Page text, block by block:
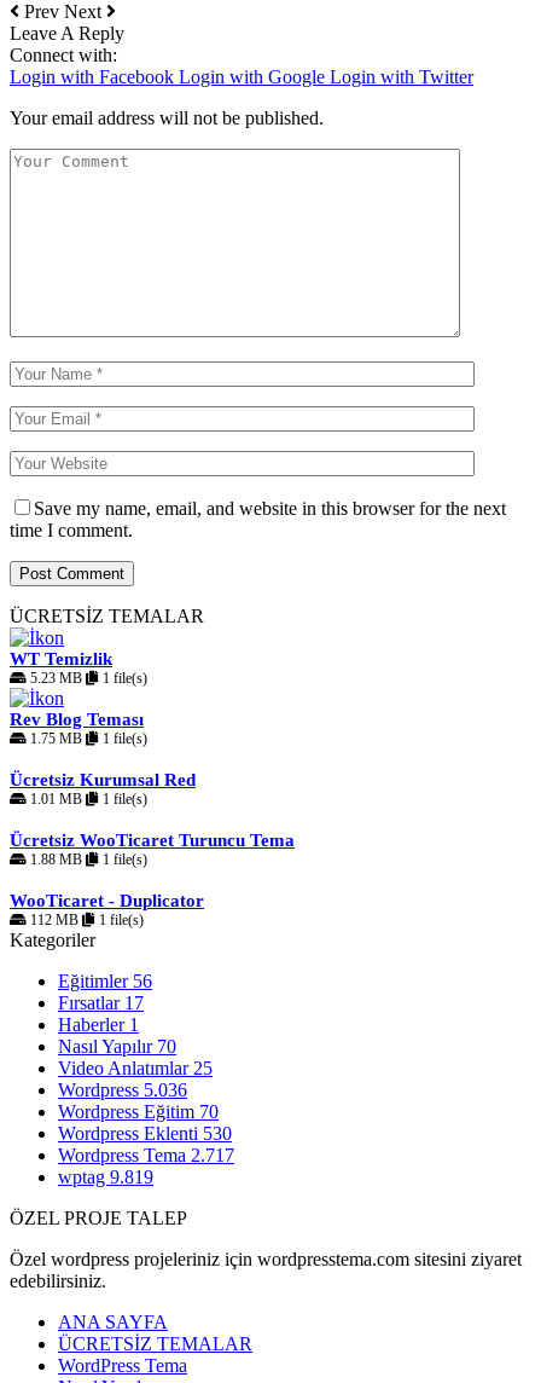
Prev Next
Leave A Reply
Connect with:
Login with Facebook Login with Google Login with Twitter
Your email address will not be published.
Save my name, email, and website in this browser for the next
time I comment.
ÜCRETSİZ TEMALAR
WT Temizlik
5.23 MB 1 file(s)
Rev Blog Teması
1.75 MB 1 file(s)
Ücretsiz Kurumsal Red
1.01 MB 1 file(s)
Ücretsiz WooTicaret Turuncu Tema
1.88 MB 1 file(s)
WooTicaret - Duplicator
112 MB 1 file(s)
Kategoriler
Eğitimler 56
Fırsatlar 17
Haberler 1
Nasıl Yapılır 70
Video Anlatımlar 25
Wordpress 5.036
Wordpress Eğitim 70
Wordpress Eklenti 530
Wordpress Tema 2.717
wptag 9.819
ÖZEL PROJE TALEP
Özel wordpress projeleriniz için wordpresstema.com sitesini ziyaret
edebilirsiniz.
ANA SAYFA
ÜCRETSİZ TEMALAR
WordPress Tema